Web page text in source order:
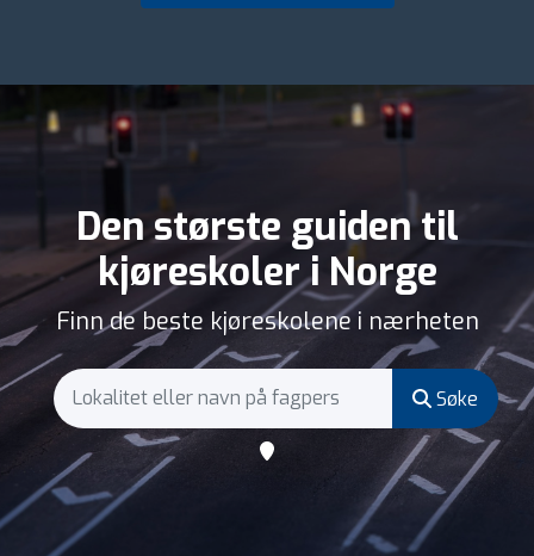
Den største guiden til
kjøreskoler i Norge
Finn de beste kjøreskolene i nærheten
Søke